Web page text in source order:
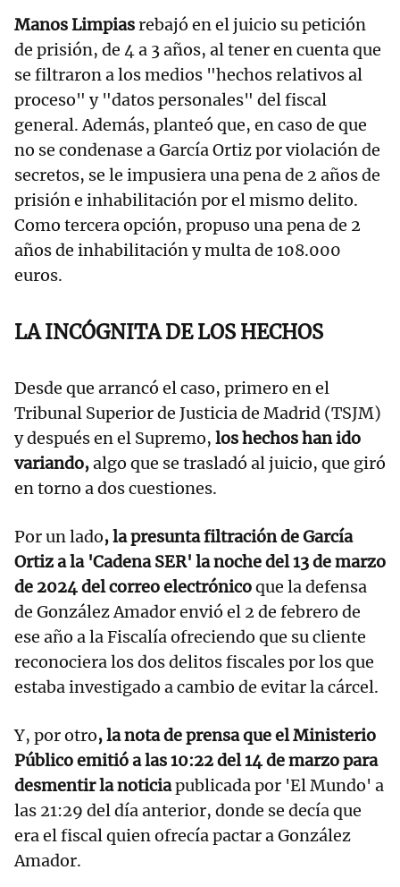
Manos Limpiasrebajó en el juicio su petición
de prisión, de 4 a 3 años, al tener en cuenta que
se filtraron a los medios "hechos relativos al
proceso" y "datos personales" del fiscal
general. Además, planteó que, en caso de que
no se condenase a García Ortiz por violación de
secretos, se le impusiera una pena de 2 años de
prisión e inhabilitación por el mismo delito.
Como tercera opción, propuso una pena de 2
años de inhabilitación y multa de 108.000
euros.
LA INCÓGNITA DE LOS HECHOS
Desde que arrancó el caso, primero en el
Tribunal Superior de Justicia de Madrid (TSJM)
y después en el Supremo, los hechos han ido
variando,algo que se trasladó al juicio, que giró
en torno a dos cuestiones.
Por un lado, la presunta filtración de García
Ortiz a la 'Cadena SER' la noche del 13 de marzo
de 2024 del correo electrónicoque la defensa
de González Amador envió el 2 de febrero de
ese año a la Fiscalía ofreciendo que su cliente
reconociera los dos delitos fiscales por los que
estaba investigado a cambio de evitar la cárcel.
Y, por otro, la nota de prensa que el Ministerio
Público emitió a las 10:22 del 14 de marzo para
desmentir la noticiapublicada por 'El Mundo' a
las 21:29 del día anterior, donde se decía que
era el fiscal quien ofrecía pactar a González
Amador.